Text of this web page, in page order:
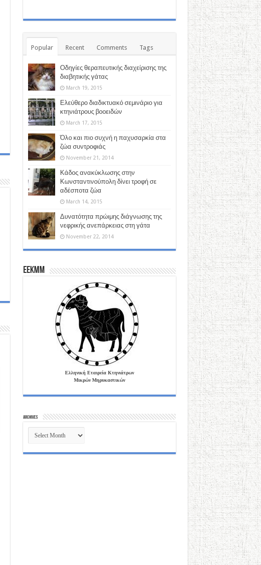
Popular Recent Comments Tags
Οδηγίες θεραπευτικής διαχείρισης της
διαβητικής γάτας
March 19, 2015
Ελεύθερο διαδικτυακό σεμινάριο για
κτηνιάτρους βοοειδών
March 17, 2015
Όλο και πιο συχνή η παχυσαρκία στα
ζώα συντροφιάς
November 21, 2014
Κάδος ανακύκλωσης στην
Κωνσταντινούπολη δίνει τροφή σε
αδέσποτα ζώα
March 14, 2015
Δυνατότητα πρώιμης διάγνωσης της
νεφρικής ανεπάρκειας στη γάτα
November 22, 2014
EEKMM
Ελληνική Εταιρεία Κτηνιάτρων
Μικρών Μηρυκαστικών
Archives
Archives